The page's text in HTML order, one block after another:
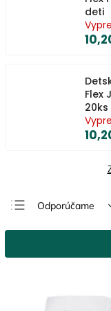
deti
Flex
Odporúčame
Najlacnejšie
Abecedne